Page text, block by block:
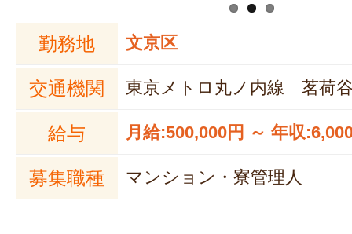
勤務地 文京区
交通機関 東京メトロ丸ノ内線 茗荷
給与 月給:500,000円 ～ 年収
募集職種 マンション・寮管理人